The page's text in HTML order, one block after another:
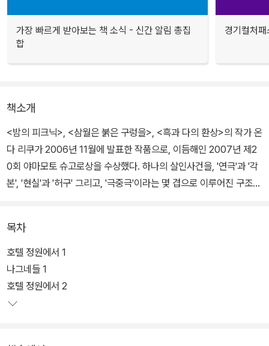
가장 빠르게 받아보는 책 소식 - 신간 알림 총집
합
경기컬처
책소개
<밤의 피크닉>, <삼월은 붉은 구렁을>, <흑과 다의 환상>의 작가 온
다 리쿠가 2006년 11월에 발표한 작품으로, 이듬해인 2007년 제2
0회 야마모토 슈고로상을 수상했다. 하나의 살인사건을, '연극'과 '각
본', '현실'과 '허구' 그리고, '극중극'이라는 몇 겹으로 이루어진 구조를
어느 호텔의 정원에서 유명한 각본가가 독살된다. 다음 연극의 여주
인공 후보였던 세 여배우는 살인 용의자로 지목되어 형사의 심문을
받는다. 형사는 원래 각본가가 완성하려던 <고백>이란 모노드라마를
세 여배우에게 연기하게 하면서 살인의 증거를 찾으려 한다. 그러나
실제 현실과 그녀들의 연기가 복잡하게 얽히면서 어떤 것이 허구이
목차
호텔 정원에서 1
나그네들 1
호텔 정원에서 2